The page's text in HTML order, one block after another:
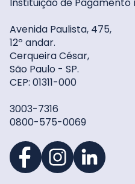
Avenida Paulista, 475,
12º andar.
Cerqueira César,
São Paulo - SP.
CEP: 01311-000
3003-7316
0800-575-0069